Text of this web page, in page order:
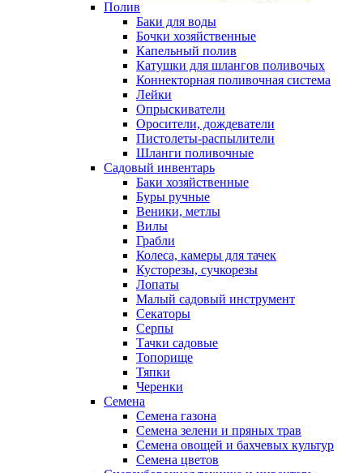
Полив
Баки для воды
Бочки хозяйственные
Капельный полив
Катушки для шлангов поливочых
Коннекторная поливочная система
Лейки
Опрыскиватели
Оросители, дождеватели
Пистолеты-распылители
Шланги поливочные
Садовый инвентарь
Баки хозяйственные
Буры ручные
Веники, метлы
Вилы
Грабли
Колеса, камеры для тачек
Кусторезы, сучкорезы
Лопаты
Малый садовый инструмент
Секаторы
Серпы
Тачки садовые
Топорище
Тяпки
Черенки
Семена
Семена газона
Семена зелени и пряных трав
Семена овощей и бахчевых культур
Семена цветов